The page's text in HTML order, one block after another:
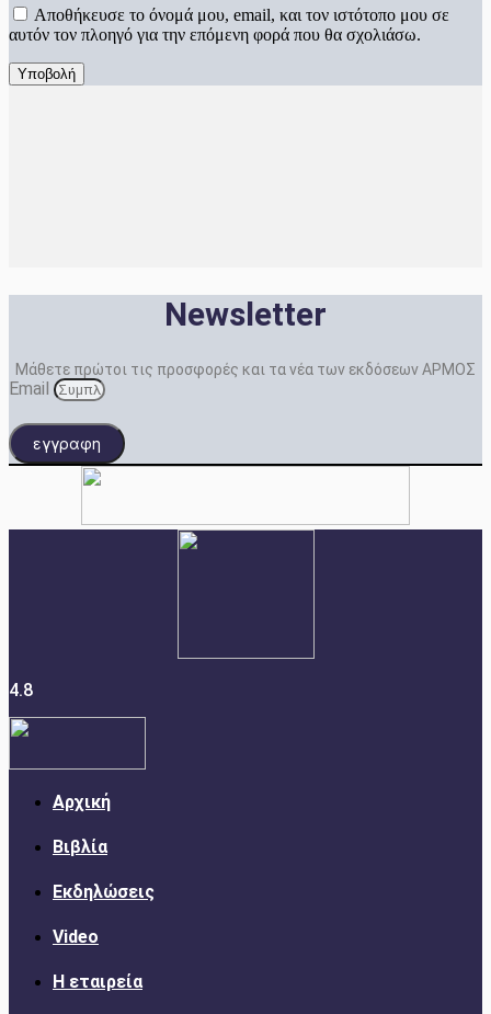
Αποθήκευσε το όνομά μου, email, και τον ιστότοπο μου σε
αυτόν τον πλοηγό για την επόμενη φορά που θα σχολιάσω.
Newsletter
Μάθετε πρώτοι τις προσφορές και τα νέα των εκδόσεων ΑΡΜΟΣ
Email
εγγραφη
4.8
Αρχική
Βιβλία
Εκδηλώσεις
Video
Η εταιρεία